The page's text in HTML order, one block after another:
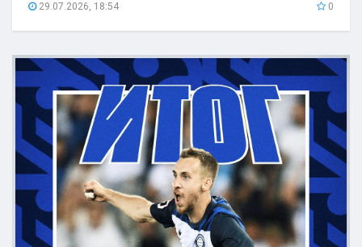
29.07.2026, 18:54 0